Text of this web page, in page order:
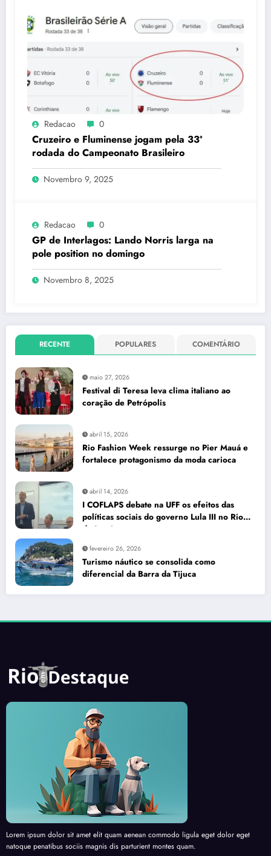
Redacao 0
Cruzeiro e Fluminense jogam pela 33ª
rodada do Campeonato Brasileiro
Novembro 9, 2025
Redacao 0
GP de Interlagos: Lando Norris larga na
pole position no domingo
Novembro 8, 2025
RECENTE POPULARES COMENTÁRIO
maio 27, 2026
Festival di Teresa leva clima italiano ao
coração de Petrópolis
abril 15, 2026
Rio Fashion Week ressurge no Pier Mauá e
fortalece protagonismo da moda carioca
abril 14, 2026
I COFLAPS debate na UFF os efeitos das
políticas sociais do governo Lula III no Rio
de Janeiro
fevereiro 26, 2026
Turismo náutico se consolida como
diferencial da Barra da Tijuca
Lorem ipsum dolor sit amet elit quam aenean commodo ligula eget dolor eget
natoque penatibus sociis magnis dis parturient montes quam.